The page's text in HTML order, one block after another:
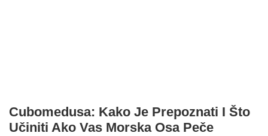
Cubomedusa: Kako Je Prepoznati I Što
Učiniti Ako Vas Morska Osa Peče